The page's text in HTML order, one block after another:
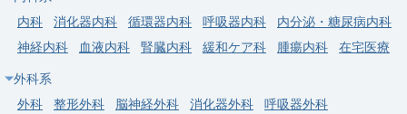
募集科目 呼吸器内科
勤務地 埼玉県 川口市
内科
消化器内科 循環器内科 呼吸器内科
内分泌・糖尿病内科
神経内科
血液内科 腎臓内科 緩和ケア科 腫瘍内科 在宅医療
外科系
外科
整形外科 脳神経外科 消化器外科
呼吸器外科